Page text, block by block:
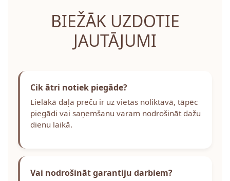
BIEŽĀK UZDOTIE
JAUTĀJUMI
Cik ātri notiek piegāde?
Lielākā daļa preču ir uz vietas noliktavā, tāpēc
piegādi vai saņemšanu varam nodrošināt dažu
dienu laikā.
Vai nodrošināt garantiju darbiem?